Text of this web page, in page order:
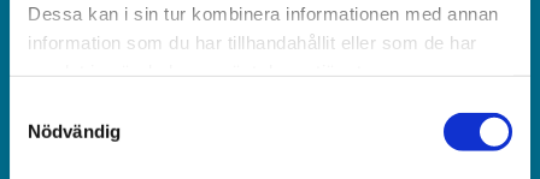
Dessa kan i sin tur kombinera informationen med annan
information som du har tillhandahållit eller som de har
Nödvändig
© Världen idag AB
Växel:
(kl 10–12, 14–16)